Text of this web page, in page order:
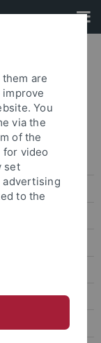
are
You
via the
of the
for video
set
advertising
to the